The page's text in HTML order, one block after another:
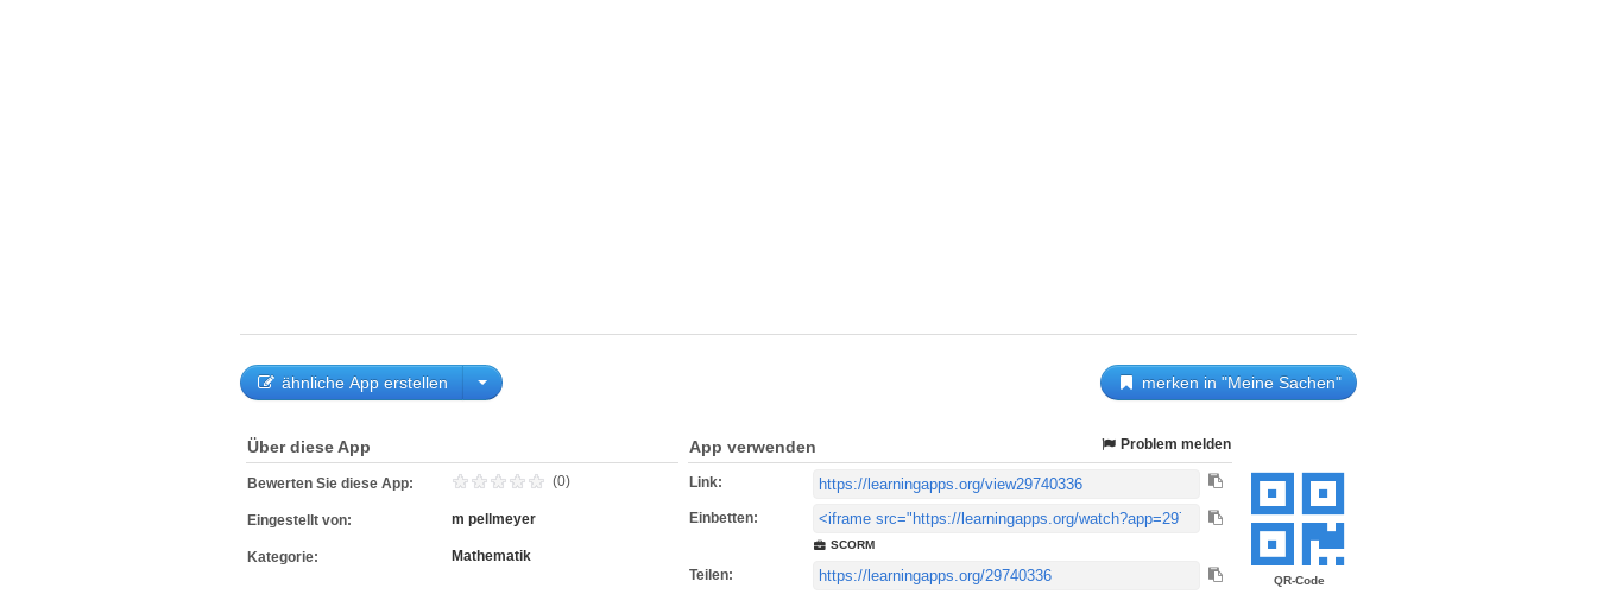
ähnliche App erstellen merken in "Meine Sachen"
QR-Code
Über diese App
Bewerten Sie diese App: (0)
Eingestellt von: m pellmeyer
Kategorie: Mathematik
App verwenden Problem melden
Link:
Einbetten:
SCORM
Teilen: